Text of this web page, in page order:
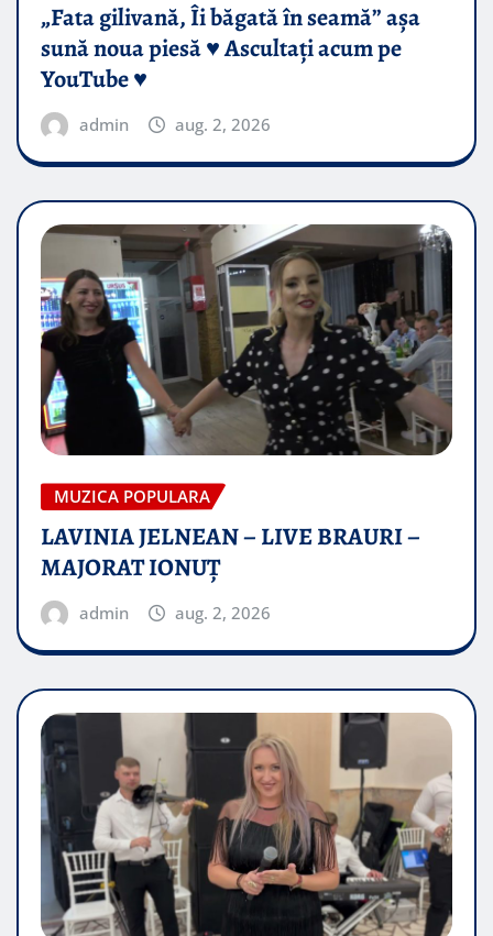
„Fata gilivană, Îi băgată în seamă” așa
sună noua piesă ♥️ Ascultați acum pe
YouTube ♥️
admin aug. 2, 2026
MUZICA POPULARA
LAVINIA JELNEAN – LIVE BRAURI –
MAJORAT IONUŢ
admin aug. 2, 2026